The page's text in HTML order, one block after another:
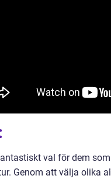
val för dem
Genom att välja olika